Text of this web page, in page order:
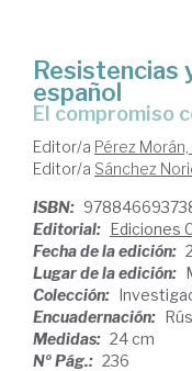
Resistencias
español
el compromiso
Editor/a Pérez
Editor/a Sánchez
ISBN:
Editorial: Ediciones
Fecha de la edición:
Lugar de la edición:
Colección:
Encuadernación:
Medidas: 24 cm
Nº Pág.: 236